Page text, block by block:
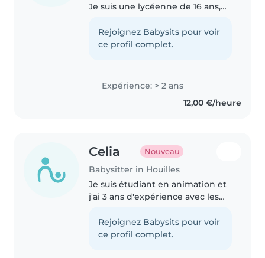
Je suis une lycéenne de 16 ans,
babysitting régulièrement avec
des enfants de 4 à 12 ans. Je
Rejoignez Babysits pour voir
ce profil complet.
Expérience: > 2 ans
12,00 €/heure
Celia Nouveau
Babysitter in Houilles
Je suis étudiant en animation et
j'ai 3 ans d'expérience avec les
les besoins spécifiques comme
l'asthme ou les allergies
Rejoignez Babysits pour voir
ce profil complet.